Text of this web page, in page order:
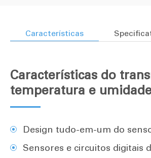
Características
Características do
temperatura e
Design tudo-em-um do
Sensores e circuitos digitais